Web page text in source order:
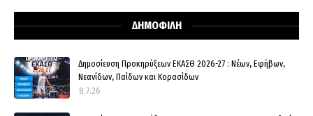
ΔΗΜΟΦΙΛΗ
Δημοσίευση Προκηρύξεων ΕΚΑΣΘ 2026-27 : Νέων, Εφήβων,
Νεανίδων, Παίδων και Κορασίδων
8.7.26